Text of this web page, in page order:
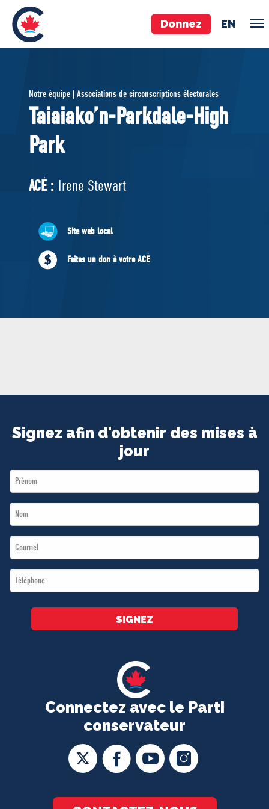
Donnez EN
ÉQUIPE
Pierre Poilievre
Vos députés conservateurs
Cabinet fantôme
ACÉ
À PROPOS
Documents constitutifs
ADHÉREZ
Notre équipe | Associations de circonscriptions électorales
Taiaiako’n-Parkdale-High
Park
ACÉ : Irene Stewart
Site web local
Faites un don à votre ACÉ
Connectez avec le Parti
conservateur
Signez afin d'obtenir des mises à
jour
First
Name
Last
Name
Email
*
Téléphone
*
SIGNEZ